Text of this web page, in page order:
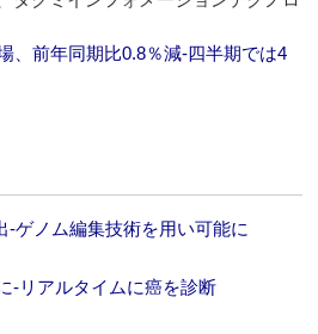
、前年同期比0.8％減‐四半期では4
ゲノム編集技術を用い可能に
‐リアルタイムに癌を診断